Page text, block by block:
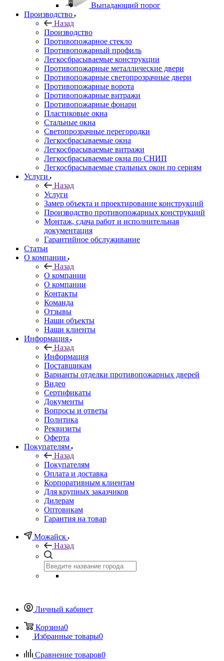
Выпадающий порог
Производство
Назад
Производство
Противопожарное стекло
Противопожарный профиль
Легкосбрасываемые конструкции
Противопожарные металлические двери
Противопожарные светопрозрачные двери
Противопожарные ворота
Противопожарные витражи
Противопожарные фонари
Пластиковые окна
Стальные окна
Светопрозрачные перегородки
Легкосбрасываемые окна
Легкосбрасываемые витражи
Легкосбрасываемые окна по СНИП
Легкосбрасываемые стальных окон по сериям
Услуги
Назад
Услуги
Замер объекта и проектирование конструкций
Производство противопожарных конструкций
Монтаж, сдача работ и исполнительная
документация
Гарантийное обслуживание
Статьи
О компании
Назад
О компании
О компании
Контакты
Команда
Отзывы
Наши объекты
Наши клиенты
Информация
Назад
Информация
Поставщикам
Варианты отделки противопожарных дверей
Видео
Сертификаты
Документы
Вопросы и ответы
Политика
Реквизиты
Оферта
Покупателям
Назад
Покупателям
Оплата и доставка
Корпоративным клиентам
Для крупных заказчиков
Дилерам
Оптовикам
Гарантия на товар
Можайск
Назад
Личный кабинет
Корзина0
Избранные товары0
Сравнение товаров0